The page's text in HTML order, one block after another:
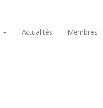
Actualités Membres